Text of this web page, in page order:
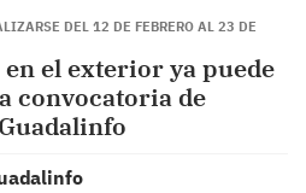
DEL 12 DE FEBRERO AL 23 DE
el exterior ya puede
convocatoria de